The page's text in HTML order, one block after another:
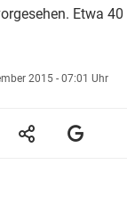
Etwa
2015 - 07:01 Uhr